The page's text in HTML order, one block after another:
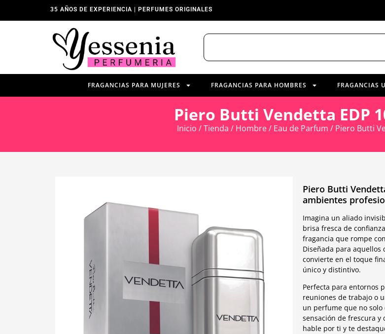
35 AÑOS DE EXPERIENCIA | PERFUMES ORIGINALES
FRAGANCIAS PARA MUJERES FRAGANCIAS PARA HOMBRES FRAGANCIAS
Piero Butti Vendetta EDP
Inicio /Tienda / Hombre/ Eau de Parfum / Piero Butti
Piero Butti
ambientes
Imagina un aliado
brisa fresca de
fragancia que rompe
Diseñada para
convierte en el toque
único y distintivo.
Perfecta para entornos
reuniones de trabajo o
un perfume que no
sensación de frescura
hable por ti y te